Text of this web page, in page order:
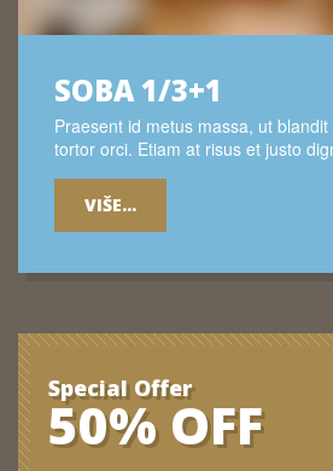
SOBA 1/3+1
Praesent id metus massa, ut
tortor orci. Etiam at risus et justo
VIŠE...
Special Offer
50% OFF